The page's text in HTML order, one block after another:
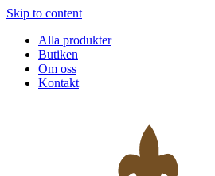
Skip to content
Alla produkter
Butiken
Om oss
Kontakt